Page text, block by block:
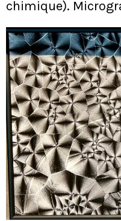
chimique).